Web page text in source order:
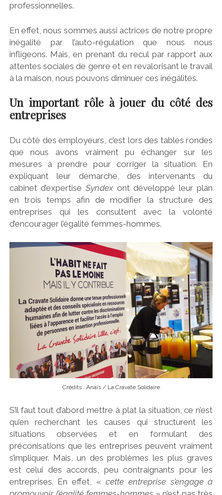
professionnelles.
En effet, nous sommes aussi actrices de notre propre
inégalité par l’auto-régulation que nous nous
infligeons. Mais, en prenant du recul par rapport aux
attentes sociales de genre et en revalorisant le travail
à la maison, nous pouvons diminuer ces inégalités.
Un important rôle à jouer du côté des
entreprises
Du côté des employeurs, c’est lors des tables rondes
que nous avons vraiment pu échanger sur les
mesures à prendre pour corriger la situation. En
expliquant leur démarche, des intervenants du
cabinet d’expertise Syndexont développé leur plan
en trois temps afin de modifier la structure des
entreprises qui les consultent avec la volonté
d’encourager l’égalité femmes-hommes.
Crédits : Anaïs / La Cravate Solidaire
S’il faut tout d’abord mettre à plat la situation, ce n’est
qu’en recherchant les causes qui structurent les
situations observées et en formulant des
préconisations que les entreprises peuvent vraiment
s’impliquer. Mais, un des problèmes les plus graves
est celui des accords, peu contraignants pour les
entreprises. En effet, « cette entreprise s’engage à